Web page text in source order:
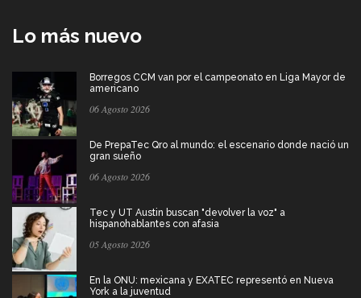
Lo más nuevo
Borregos CCM van por el campeonato en Liga Mayor de
americano
06 Agosto 2026
De PrepaTec Qro al mundo: el escenario donde nació un
gran sueño
06 Agosto 2026
Tec y UT Austin buscan "devolver la voz" a
hispanohablantes con afasia
05 Agosto 2026
En la ONU: mexicana y EXATEC representó en Nueva
York a la juventud